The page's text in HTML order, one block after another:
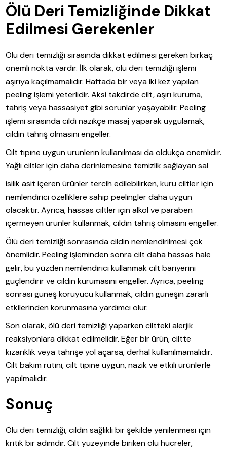
Ölü Deri Temizliğinde Dikkat
Edilmesi Gerekenler
Ölü deri temizliği sırasında dikkat edilmesi gereken birkaç
önemli nokta vardır. İlk olarak, ölü deri temizliği işlemi
aşırıya kaçılmamalıdır. Haftada bir veya iki kez yapılan
peeling işlemi yeterlidir. Aksi takdirde cilt, aşırı kuruma,
tahriş veya hassasiyet gibi sorunlar yaşayabilir. Peeling
işlemi sırasında cildi nazikçe masaj yaparak uygulamak,
cildin tahriş olmasını engeller.
Cilt tipine uygun ürünlerin kullanılması da oldukça önemlidir.
Yağlı ciltler için daha derinlemesine temizlik sağlayan sal
isilik asit içeren ürünler tercih edilebilirken, kuru ciltler için
nemlendirici özelliklere sahip peelingler daha uygun
olacaktır. Ayrıca, hassas ciltler için alkol ve paraben
içermeyen ürünler kullanmak, cildin tahriş olmasını engeller.
Ölü deri temizliği sonrasında cildin nemlendirilmesi çok
önemlidir. Peeling işleminden sonra cilt daha hassas hale
gelir, bu yüzden nemlendirici kullanmak cilt bariyerini
güçlendirir ve cildin kurumasını engeller. Ayrıca, peeling
sonrası güneş koruyucu kullanmak, cildin güneşin zararlı
etkilerinden korunmasına yardımcı olur.
Son olarak, ölü deri temizliği yaparken ciltteki alerjik
reaksiyonlara dikkat edilmelidir. Eğer bir ürün, ciltte
kızarıklık veya tahrişe yol açarsa, derhal kullanılmamalıdır.
Cilt bakım rutini, cilt tipine uygun, nazik ve etkili ürünlerle
yapılmalıdır.
Sonuç
Ölü deri temizliği, cildin sağlıklı bir şekilde yenilenmesi için
kritik bir adımdır. Cilt yüzeyinde biriken ölü hücreler,